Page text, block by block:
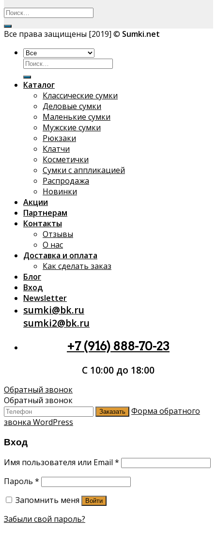
Все права защищены [2019] © Sumki.net
Искать:
Каталог
Классические сумки
Деловые сумки
Маленькие сумки
Мужские сумки
Рюкзаки
Клатчи
Косметички
Сумки с аппликацией
Распродажа
Новинки
Акции
Партнерам
Контакты
Отзывы
О нас
Доставка и оплата
Как сделать заказ
Блог
Вход
Newsletter
sumki@bk.ru
sumki2@bk.ru
+7 (916) 888-70-23
С 10:00 до 18:00
Обратный звонок
Обратный звонок
Заказать
Форма обратного
звонка WordPress
Вход
Имя пользователя или Email *
Пароль *
Запомнить меня
Войти
Забыли свой пароль?